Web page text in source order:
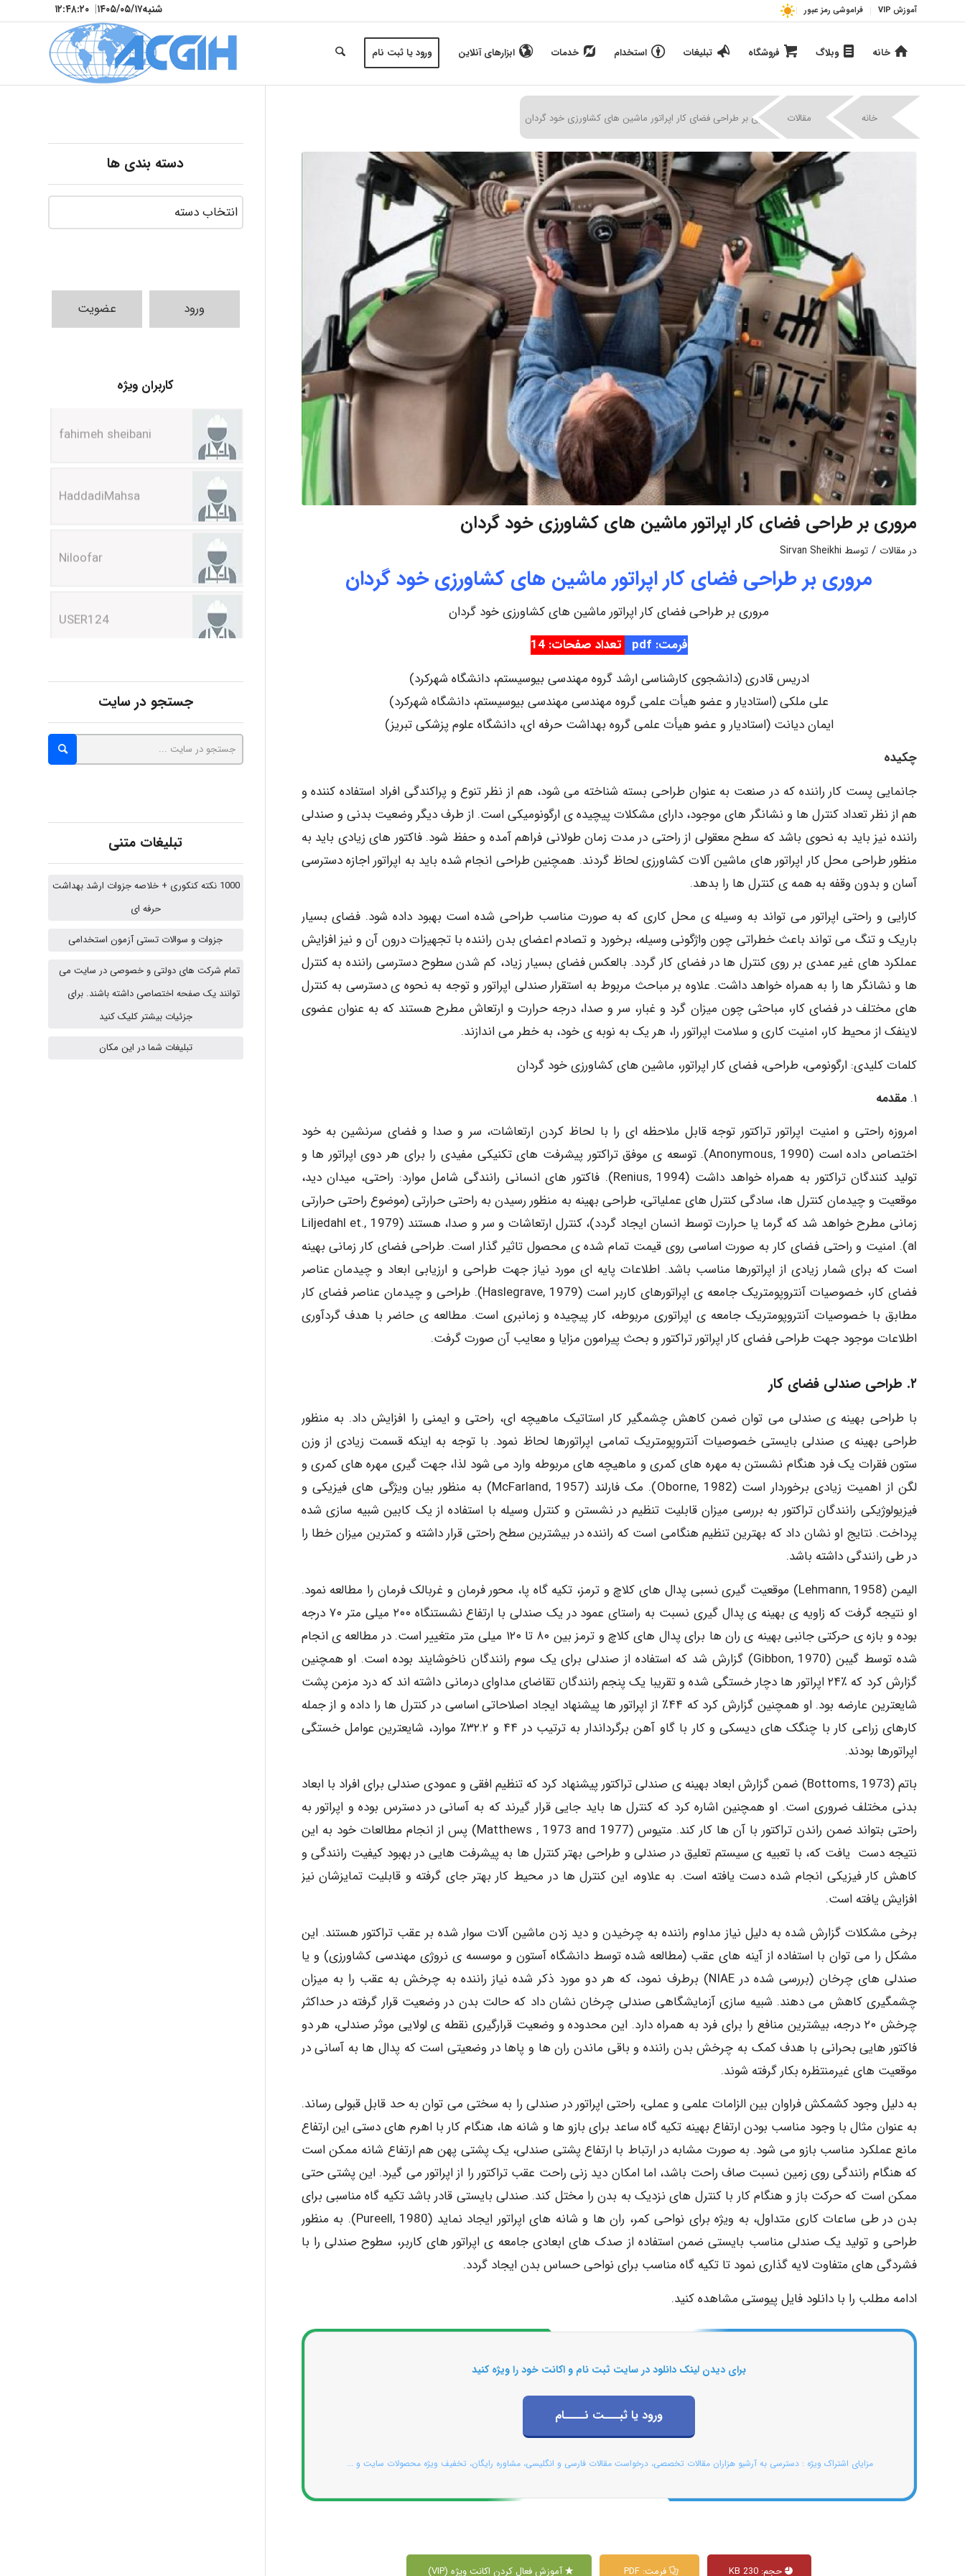
آموزش VIP فراموشی رمز عبور شنبه۱۴۰۵/۰۵/۱۷| ۱۲:۴۸:۲۲
خانه وبلاگ فروشگاه تبلیغات استخدام خدمات ابزارهای آنلاین ورود یا ثبت نام
خانه مقالات |
مروری بر طراحی فضای کار اپراتور ماشین های کشاورزی خود گردان
مروری بر طراحی فضای کار اپراتور ماشین های کشاورزی خود گردان
درمقالات / توسط Sirvan Sheikhi
مروری بر طراحی فضای کار اپراتور ماشین های کشاورزی خود گردان
مروری بر طراحی فضای کار اپراتور ماشین های کشاورزی خود گردان
فرمت: pdf
تعداد صفحات: 14
ادریس قادری (دانشجوی کارشناسی ارشد گروه مهندسی بیوسیستم، دانشگاه شهرکرد)
علی ملکی (استادیار و عضو هیأت علمی گروه مهندسی مهندسی بیوسیستم، دانشگاه شهرکرد)
ایمان دیانت (استادیار و عضو هیأت علمی گروه بهداشت حرفه ای، دانشگاه علوم پزشکی تبریز)
چکیده
جانمایی پست کار راننده که در صنعت به عنوان طراحی بسته شناخته می شود، هم از نظر تنوع و پراکندگی افراد استفاده کننده و
هم از نظر تعداد کنترل ها و نشانگر های موجود، دارای مشکلات پیچیده ی ارگونومیکی است. از طرف دیگر وضعیت بدنی و صندلی
راننده نیز باید به نحوی باشد که سطح معقولی از راحتی در مدت زمان طولانی فراهم آمده و حفظ شود. فاکتور های زیادی باید به
منظور طراحی محل کار اپراتور های ماشین آلات کشاورزی لحاظ گردند. همچنین طراحی انجام شده باید به اپراتور اجازه دسترسی
آسان و بدون وقفه به همه ی کنترل ها را بدهد.
کارایی و راحتی اپراتور می تواند به وسیله ی محل کاری که به صورت مناسب طراحی شده است بهبود داده شود. فضای بسیار
باریک و تنگ می تواند باعث خطراتی چون واژگونی وسیله، برخورد و تصادم اعضای بدن راننده با تجهیزات درون آن و نیز افزایش
عملکرد های غیر عمدی بر روی کنترل ها در فضای کار گردد. بالعکس فضای بسیار زیاد، کم شدن سطوح دسترسی راننده به کنترل
ها و نشانگر ها را به همراه خواهد داشت. علاوه بر مباحث مربوط به استقرار صندلی اپراتور و توجه به نحوه ی دسترسی به کنترل
های مختلف در فضای کار، مباحثی چون میزان گرد و غبار، سر و صدا، درجه حرارت و ارتعاش مطرح هستند که به عنوان عضوی
لاینفک از محیط کار، امنیت کاری و سلامت اپراتور را، هر یک به نوبه ی خود، به خطر می اندازند.
کلمات کلیدی: ارگونومی، طراحی، فضای کار اپراتور، ماشین های کشاورزی خود گردان
۱. مقدمه
امروزه راحتی و امنیت اپراتور تراکتور توجه قابل ملاحظه ای را با لحاظ کردن ارتعاشات، سر و صدا و فضای سرنشین به خود
اختصاص داده است (1990 ,Anonymous). توسعه ی موفق تراکتور پیشرفت های تکنیکی مفیدی را برای هر دوی اپراتور ها و
تولید کنندگان تراکتور به همراه خواهد داشت (1994 ,Renius). فاکتور های انسانی رانندگی شامل موارد: راحتی، میدان دید،
موقعیت و چیدمان کنترل ها، سادگی کنترل های عملیاتی، طراحی بهینه به منظور رسیدن به راحتی حرارتی (موضوع راحتی حرارتی
زمانی مطرح خواهد شد که گرما یا حرارت توسط انسان ایجاد گردد)، کنترل ارتعاشات و سر و صدا، هستند (1979 ,.Liljedahl et
al). امنیت و راحتی فضای کار به صورت اساسی روی قیمت تمام شده ی محصول تاثیر گذار است. طراحی فضای کار زمانی بهینه
است که برای شمار زیادی از اپراتورها مناسب باشد. اطلاعات پایه ای مورد نیاز جهت طراحی و ارزیابی ابعاد و چیدمان عناصر
فضای کار، خصوصیات آنتروپومتریک جامعه ی اپراتورهای کاربر است (1979 ,Haslegrave). طراحی و چیدمان عناصر فضای کار
مطابق با خصوصیات آنتروپومتریک جامعه ی اپراتوری مربوطه، کار پیچیده و زمانبری است. مطالعه ی حاضر با هدف گردآوری
اطلاعات موجود جهت طراحی فضای کار اپراتور تراکتور و بحث پیرامون مزایا و معایب آن صورت گرفت.
۲. طراحی صندلی فضای کار
با طراحی بهینه ی صندلی می توان ضمن کاهش چشمگیر کار استاتیک ماهیچه ای، راحتی و ایمنی را افزایش داد. به منظور
طراحی بهینه ی صندلی بایستی خصوصیات آنتروپومتریک تمامی اپراتورها لحاظ نمود. با توجه به اینکه قسمت زیادی از وزن
ستون فقرات یک فرد هنگام نشستن به مهره های کمری و ماهیچه های مربوطه وارد می شود لذا، جهت گیری مهره های کمری و
لگن از اهمیت زیادی برخوردار است (1982 ,Oborne). مک فارلند (1957 ,McFarland) به منظور بیان ویژگی های فیزیکی و
فیزیولوژیکی رانندگان تراکتور به بررسی میزان قابلیت تنظیم در نشستن و کنترل وسیله با استفاده از یک کابین شبیه سازی شده
پرداخت. نتایج او نشان داد که بهترین تنظیم هنگامی است که راننده در بیشترین سطح راحتی قرار داشته و کمترین میزان خطا را
در طی رانندگی داشته باشد.
الیمن (1958 ,Lehmann) موقعیت گیری نسبی پدال های کلاچ و ترمز، تکیه گاه پا، محور فرمان و غربالک فرمان را مطالعه نمود.
او نتیجه گرفت که زاویه ی بهینه ی پدال گیری نسبت به راستای عمود در یک صندلی با ارتفاع نشستنگاه ۲۰۰ میلی متر ۷۰ درجه
بوده و بازه ی حرکتی جانبی بهینه ی ران ها برای پدال های کلاچ و ترمز بین ۸۰ تا ۱۲۰ میلی متر متغییر است. در مطالعه ی انجام
شده توسط گیبن (1970 ,Gibbon) گزارش شد که استفاده از صندلی برای یک سوم رانندگان ناخوشایند بوده است. او همچنین
گزارش کرد که ٪۲۴ اپراتور ها دچار خستگی شده و تقریبا یک پنجم رانندگان تقاضای مداوای درمانی داشته اند که درد مزمن پشت
شایعترین عارضه بود. او همچنین گزارش کرد که ۴۴٪ از اپراتور ها پیشنهاد ایجاد اصلاحاتی اساسی در کنترل ها را داده و از جمله
کارهای زراعی کار با چنگک های دیسکی و کار با گاو آهن برگرداندار به ترتیب در ۴۴ و ۳۲.۲٪ موارد، شایعترین عوامل خستگی
اپراتورها بودند.
باتم (1973 ,Bottoms) ضمن گزارش ابعاد بهینه ی صندلی تراکتور پیشنهاد کرد که تنظیم افقی و عمودی صندلی برای افراد با ابعاد
بدنی مختلف ضروری است. او همچنین اشاره کرد که کنترل ها باید جایی قرار گیرند که به آسانی در دسترس بوده و اپراتور به
راحتی بتواند ضمن راندن تراکتور با آن ها کار کند. متیوس (1977 Matthews , 1973 and) پس از انجام مطالعات خود به این
نتیجه دست یافت که، با تعبیه ی سیستم تعلیق در صندلی و طراحی بهتر کنترل ها به پیشرفت هایی در بهبود کیفیت رانندگی و
کاهش کار فیزیکی انجام شده دست یافته است. به علاوه، این کنترل ها در محیط کار بهتر جای گرفته و قابلیت تمایزشان نیز
افزایش یافته است.
برخی مشکلات گزارش شده به دلیل نیاز مداوم راننده به چرخیدن و دید زدن ماشین آلات سوار شده بر عقب تراکتور هستند. این
مشکل را می توان با استفاده از آینه های عقب (مطالعه شده توسط دانشگاه آستون و موسسه ی نروژی مهندسی کشاورزی) و یا
صندلی های چرخان (بررسی شده در NIAE) برطرف نمود، که هر دو مورد ذکر شده نیاز راننده به چرخش به عقب را به میزان
چشمگیری کاهش می دهند. شبیه سازی آزمایشگاهی صندلی چرخان نشان داد که حالت بدن در وضعیت قرار گرفته در حداکثر
چرخش ۲۰ درجه، بیشترین منافع را برای فرد به همراه دارد. این محدوده و وضعیت قرارگیری نقطه ی لولایی موثر صندلی، هر دو
فاکتور هایی بحرانی با هدف کمک به چرخش بدن راننده و باقی ماندن ران ها و پاها در وضعیتی است که پدال ها به آسانی در
موقعیت های غیرمنتظره بکار گرفته شوند.
به دلیل وجود کشمکش فراوان بین الزامات علمی و عملی، راحتی اپراتور در صندلی را به سختی می توان به حد قابل قبولی رساند.
به عنوان مثال با وجود مناسب بودن ارتفاع بهینه تکیه گاه ساعد برای بازو ها و شانه ها، هنگام کار با اهرم های دستی این ارتفاع
مانع عملکرد مناسب بازو می شود. به صورت مشابه در ارتباط با ارتفاع پشتی صندلی، یک پشتی پهن هم ارتفاع شانه ممکن است
که هنگام رانندگی روی زمین نسبت صاف راحت باشد، اما امکان دید زنی راحت عقب تراکتور را از اپراتور می گیرد. این پشتی حتی
ممکن است که حرکت باز و هنگام کار با کنترل های نزدیک به بدن را مختل کند. صندلی بایستی قادر باشد تکیه گاه مناسبی برای
بدن در طی ساعات کاری متداول، به ویژه برای نواحی کمر، ران ها و شانه های اپراتور ایجاد نماید (1980 ,Pureell). به منظور
طراحی و تولید یک صندلی مناسب بایستی ضمن استفاده از صدک های ابعادی جامعه ی اپراتور های کاربر، سطوح صندلی را با
فشردگی های متفاوت لایه گذاری نمود تا تکیه گاه مناسب برای نواحی حساس بدن ایجاد گردد.
ادامه مطلب را با دانلود فایل پیوستی مشاهده کنید.
برای دیدن لینک دانلود در سایت ثبت نام و اکانت خود را ویژه کنید
ورود یا ثبـــت نــــام
مزایای اشتراک ویژه : دسترسی به آرشیو هزاران مقالات تخصصی، درخواست مقالات فارسی و انگلیسی، مشاوره رایگان، تخفیف ویژه محصولات سایت و ...
حجم: 230 KB فرمت: PDF آموزش فعال کردن اکانت ویژه (VIP)
دسته بندی ها
ورود عضویت
کاربران ویژه
HaddadiMahsa
Niloofar
USER124
malekf
abolfazlkoshehe
abolfazlkoshehe
fatima
Jafar Tym
fahimeh sheibani
HaddadiMahsa
جستجو در سایت
تبلیغات متنی
1000 نکته کنکوری + خلاصه جزوات ارشد بهداشت
حرفه ای
جزوات و سوالات تستی آزمون استخدامی
تمام شرکت های دولتی و خصوصی در سایت می
توانند یک صفحه اختصاصی داشته باشند. برای
جزئیات بیشتر کلیک کنید
تبلیغات شما در این مکان